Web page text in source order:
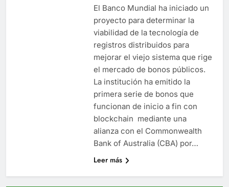
El Banco Mundial ha iniciado un
proyecto para determinar la
viabilidad de la tecnología de
registros distribuidos para
mejorar el viejo sistema que rige
el mercado de bonos públicos.
La institución ha emitido la
primera serie de bonos que
funcionan de inicio a fin con
blockchain mediante una
alianza con el Commonwealth
Bank of Australia (CBA) por…
Leer más